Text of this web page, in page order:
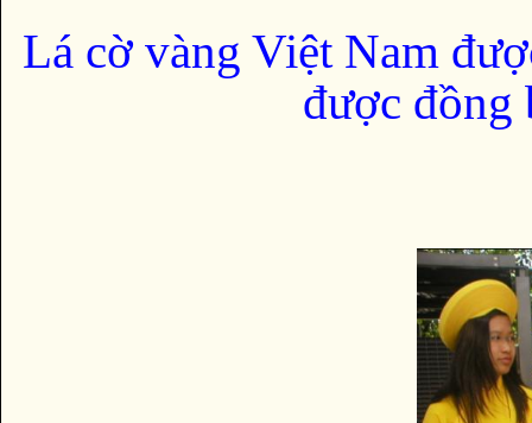
Lá cờ vàng Việt Nam
được đồng